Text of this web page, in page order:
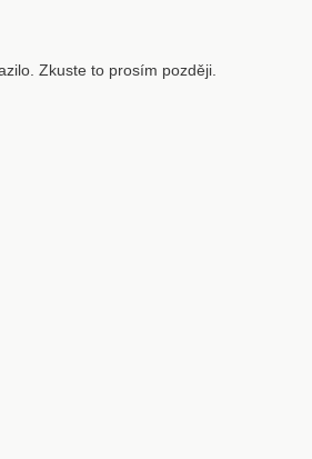
Zkuste to prosím později.